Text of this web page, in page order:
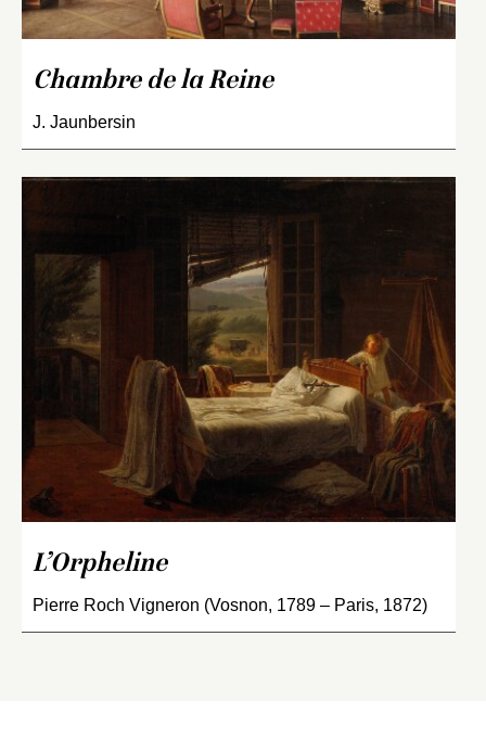
Chambre de la Reine
J. Jaunbersin
L’Orpheline
Pierre Roch Vigneron (Vosnon, 1789 – Paris, 1872)